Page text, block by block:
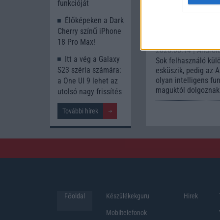
2026.06.14|
Sok felhasználó
esküszik, pedig az
olyan intelligens
maguktól
funkcióját
Élőképeken a Dark
Cherry színű iPhone
18 Pro Max!
Itt a vég a Galaxy
S23 széria számára:
a One UI 9 lehet az
utolsó nagy frissítés
További hírek
Főoldal Készülékekguru
Mobiltelefonok
Hirek